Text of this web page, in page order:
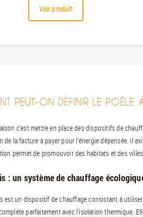
Voir produit
PEUT-ON DÉFINIR LE POÊLE
c’est mettre en place des dispositifs de
de la facture à payer pour l’énergie dépensée. Il
permet de promouvoir des habitats et des
: un système de chauffage
est un dispositif de chauffage consistant à
parfaitement avec l’isolation thermique.